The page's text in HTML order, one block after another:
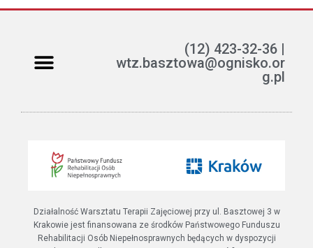
(12) 423-32-36 |
wtz.basztowa@ognisko.or
g.pl
Działalność Warsztatu Terapii Zajęciowej przy ul. Basztowej 3 w
Krakowie jest finansowana ze środków Państwowego Funduszu
Rehabilitacji Osób Niepełnosprawnych będących w dyspozycji